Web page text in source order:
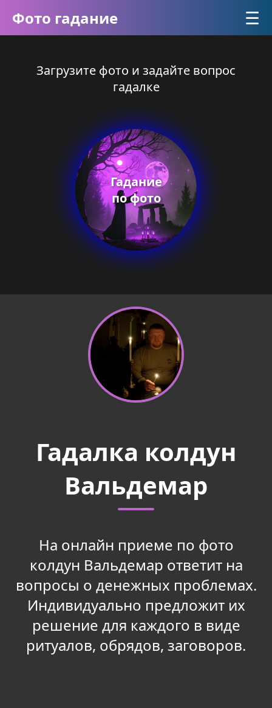
Фото гадание ☰
Загрузите фото и задайте вопрос
гадалке
Гадание
по фото
Гадалка колдун
Вальдемар
На онлайн приеме по фото
колдун Вальдемар ответит на
вопросы о денежных проблемах.
Индивидуально предложит их
решение для каждого в виде
ритуалов, обрядов, заговоров.